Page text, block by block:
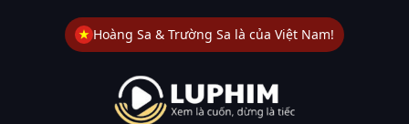
Hoàng Sa & Trường Sa là của Việt Nam!